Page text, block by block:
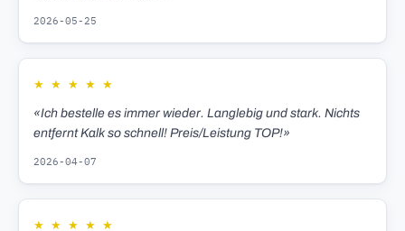
2026-05-25
★ ★ ★ ★ ★
«Ich bestelle es immer wieder. Langlebig und stark. Nichts
entfernt Kalk so schnell! Preis/Leistung TOP!»
2026-04-07
★ ★ ★ ★ ★